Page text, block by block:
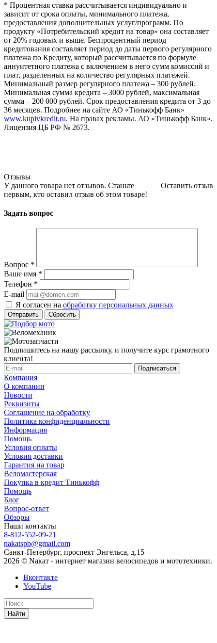
* Процентная ставка рассчитывается индивидуально и
зависит от срока оплаты, минимального платежа,
предоставления дополнительных услуг/программ. По
продукту «Потребительский кредит на товар» она составляет
от 20% годовых и выше. Беспроцентный период
кредитования составляет период до даты первого регулярного
платежа по Кредиту, который рассчитывается по формуле
аннуитетного платежа с включением в него сумм комиссий и
плат, разделенных на количество регулярных платежей.
Минимальный размер регулярного платежа – 300 рублей.
Минимальная сумма кредита – 3000 рублей, максимальная
сумма – 200 000 рублей. Срок предоставления кредита от 3 до
36 месяцев. Подробнее на сайте АО «Тинькофф Банк»
www.kupivkredit.ru. На правах рекламы. АО «Тинькофф Банк».
Лицензия ЦБ РФ № 2673.
Отзывы
Оставить отзыв
У данного товара нет отзывов. Станьте
первым, кто оставил отзыв об этом товаре!
Задать вопрос
Вопрос *
Ваше имя *
Телефон *
E-mail
Я согласен на обработку персональных данных
Сбросить
Подпишитесь на нашу рассылку, и получите курс грамотного
клиента!
Компания
О компании
Новости
Реквизиты
Соглашение на обработку
Политика конфиденциальности
Информация
Помощь
Условия оплаты
Условия доставки
Гарантия на товар
Веломастерская
Покупка в кредит Тинькофф
Помощь
Блог
Вопрос-ответ
Обзоры
Наши контакты
8-812-552-09-21
nakatspb@gmail.com
Санкт-Петербург, проспект Энгельса, д.15
2026 © Nакат - интернет магазин велосипедов и мототехники.
Вконтакте
YouTube
Найти